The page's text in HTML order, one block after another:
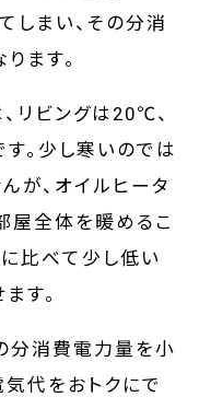
しまい、その分消
ます。
リビングは20℃、
。少し寒いのでは
が、オイルヒータ
屋全体を暖めるこ
比べて少し低い
す。
分消費電力量を小
気代をおトクにで